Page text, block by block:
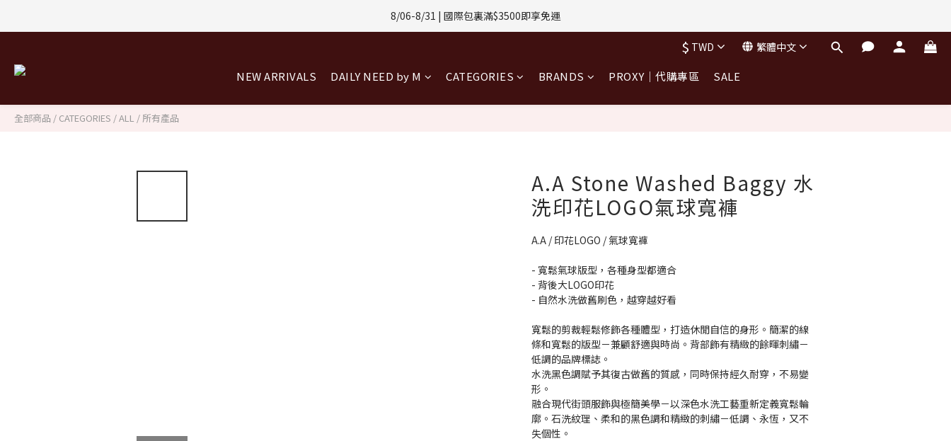
8/01-8/31 | 任選2件CUBOX正價商品 贈【威靈頓 / 波士頓墨鏡】(數量有限售完不補)
8/08-8/10 | 全館任選3件 贈 $188購物金
$ TWD 繁體中文
NEW ARRIVALS DAILY NEED by M CATEGORIES BRANDS PROXY｜代購專區 SALE
全部商品 / CATEGORIES /ALL / 所有產品
A.A Stone Washed Baggy 水
洗印花LOGO氣球寬褲
A.A / 印花LOGO / 氣球寬褲
- 寬鬆氣球版型，各種身型都適合
- 背後大LOGO印花
- 自然水洗做舊刷色，越穿越好看
寬鬆的剪裁輕鬆修飾各種體型，打造休閒自信的身形。簡潔的線
條和寬鬆的版型－兼顧舒適與時尚。背部飾有精緻的餘暉刺繡－
低調的品牌標誌。
水洗黑色調賦予其復古做舊的質感，同時保持經久耐穿，不易變
形。
融合現代街頭服飾與極簡美學－以深色水洗工藝重新定義寬鬆輪
廓。石洗紋理、柔和的黑色調和精緻的刺繡－低調、永恆，又不
失個性。